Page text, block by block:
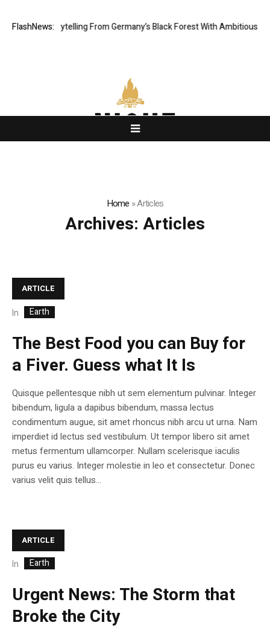
FlashNews:
Storytelling From Germany’s Black Forest With Ambitious AI Film
Home »Articles
Archives: Articles
ARTICLE
In Earth
The Best Food you can Buy for
a Fiver. Guess what It Is
Quisque pellentesque nibh ut sem elementum pulvinar. Integer
bibendum, ligula a dapibus bibendum, massa lectus
condimentum augue, sit amet rhoncus nibh arcu ut urna. Nam
imperdiet id lectus sed vestibulum. Ut tempor libero sit amet
metus fermentum ullamcorper. Nullam scelerisque iaculis
purus eu varius. Integer molestie in leo et consectetur. Donec
varius velit quis tellus...
ARTICLE
In Earth
Urgent News: The Storm that
Broke the City